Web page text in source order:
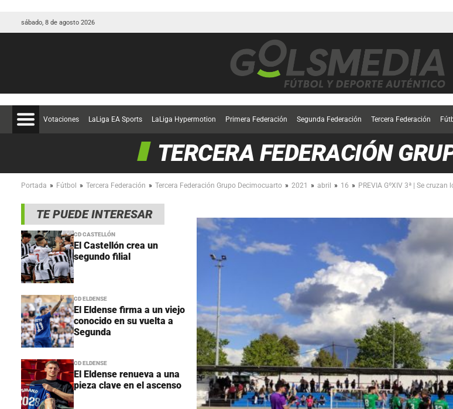
sábado, 8 de agosto 2026
Votaciones LaLiga EA Sports LaLiga Hypermotion Primera Federación Segunda Federación Tercera Federación
TERCERA FEDERACIÓN
Portada » Fútbol » Tercera Federación » Tercera Federación Grupo Decimocuarto » 2021 » abril » 16 » PREVIA GºXIV 3ª | Se
TE PUEDE INTERESAR
CD CASTELLÓN
El Castellón crea un
segundo filial
CD ELDENSE
El Eldense firma a un viejo
conocido en su vuelta a
Segunda
CD ELDENSE
El Eldense renueva a una
pieza clave en el ascenso